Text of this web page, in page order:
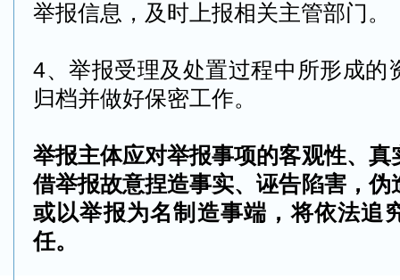
举报信息，及时上报相关主管部门。
4、举报受理及处置过程中所形成的
归档并做好保密工作。
举报主体应对举报事项的客观性、真
借举报故意捏造事实、诬告陷害，伪
或以举报为名制造事端，将依法追
任。